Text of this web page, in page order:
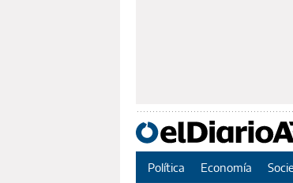
Política Economía